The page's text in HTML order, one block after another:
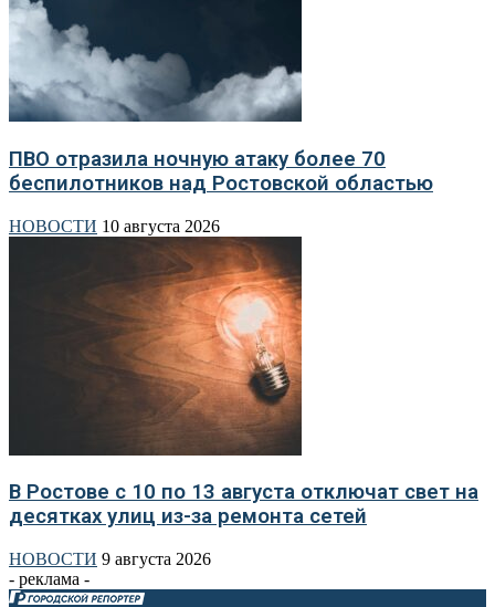
ПВО отразила ночную атаку более 70
беспилотников над Ростовской областью
НОВОСТИ 10 августа 2026
В Ростове с 10 по 13 августа отключат свет на
десятках улиц из-за ремонта сетей
НОВОСТИ 9 августа 2026
- реклама -